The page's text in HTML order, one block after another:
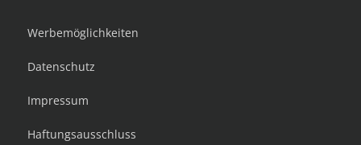
Werbemöglichkeiten
Datenschutz
Impressum
Haftungsausschluss